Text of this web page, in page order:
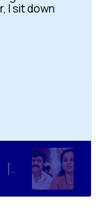
I sit down
[Dainik Prabhat]‘वाल्मिक कराडला बीड कारागृहातून नागपूरला हलवा’; सुप्रिया सुळेंची मुख्यमंत्र्यांकडे मोठी मागणी